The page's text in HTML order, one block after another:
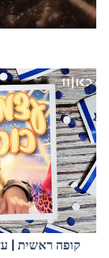
קופה ראשית |